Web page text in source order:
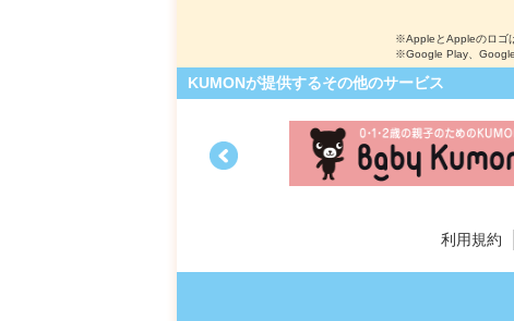
※AppleとAppleのロゴ
※Google Play、
KUMONが提供するその他のサービス
利用規約